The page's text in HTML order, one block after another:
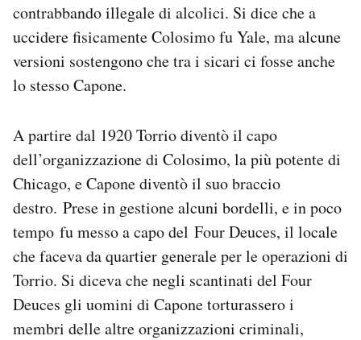
contrabbando illegale di alcolici. Si dice che a
uccidere fisicamente Colosimo fu Yale, ma alcune
versioni sostengono che tra i sicari ci fosse anche
lo stesso Capone.
A partire dal 1920 Torrio diventò il capo
dell’organizzazione di Colosimo, la più potente di
Chicago, e Capone diventò il suo braccio
destro. Prese in gestione alcuni bordelli, e in poco
tempo fu messo a capo del Four Deuces, il locale
che faceva da quartier generale per le operazioni di
Torrio. Si diceva che negli scantinati del Four
Deuces gli uomini di Capone torturassero i
membri delle altre organizzazioni criminali,